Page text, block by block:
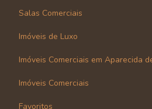
Salas Comerciais
Imóveis de Luxo
Imóveis Comerciais em Aparecida
Imóveis Comerciais
Favoritos